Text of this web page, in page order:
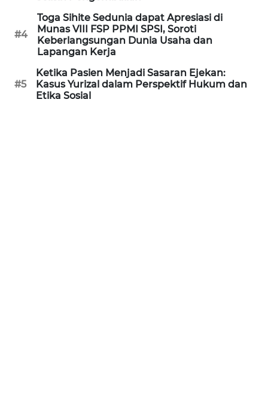
#4
Toga Sihite Sedunia dapat Apresiasi di
Munas VIII FSP PPMI SPSI, Soroti
Keberlangsungan Dunia Usaha dan
Lapangan Kerja
#5
Ketika Pasien Menjadi Sasaran Ejekan:
Kasus Yurizal dalam Perspektif Hukum dan
Etika Sosial
WN
SUMUT
WN
JAKARTA
WN